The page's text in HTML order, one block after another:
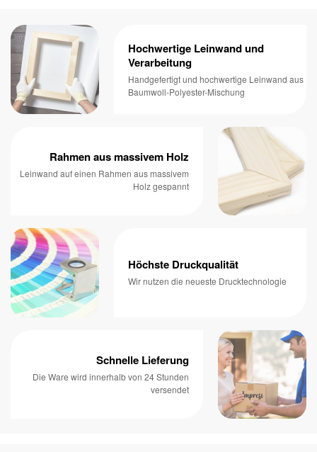
Hochwertige Leinwand und
Verarbeitung
Handgefertigt und hochwertige Leinwand aus
Baumwoll-Polyester-Mischung
Rahmen aus massivem Holz
Leinwand auf einen Rahmen aus massivem
Holz gespannt
Höchste Druckqualität
Wir nutzen die neueste Drucktechnologie
Schnelle Lieferung
Die Ware wird innerhalb von 24 Stunden
versendet